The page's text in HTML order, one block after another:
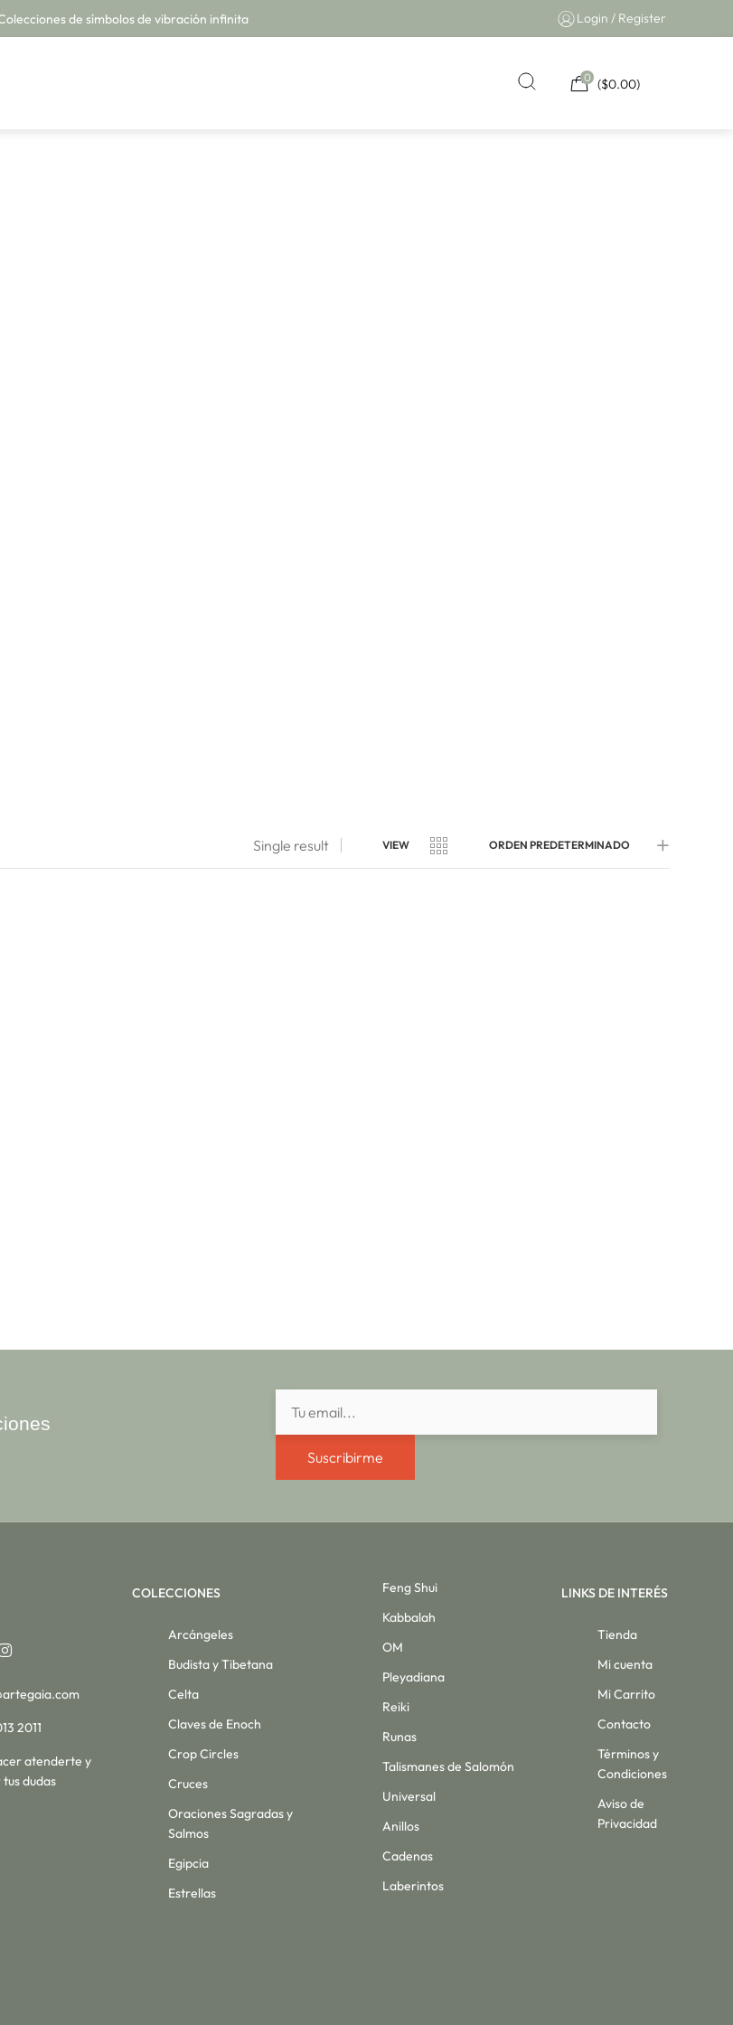
de símbolos de vibración infinita Login / Register
0 ($0.00)
Single result VIEW ORDEN PREDETERMINADO
Suscribirme
2011
atenderte y
dudas
COLECCIONES
Arcángeles
Budista y Tibetana
Celta
Claves de Enoch
Crop Circles
Cruces
Oraciones Sagradas y
Salmos
Egipcia
Estrellas
Feng Shui
Kabbalah
OM
Pleyadiana
Reiki
Runas
Talismanes de Salomón
Universal
Anillos
Cadenas
Laberintos
LINKS DE INTERÉS
Tienda
Mi cuenta
Mi Carrito
Contacto
Términos y
Condiciones
Aviso de
Privacidad